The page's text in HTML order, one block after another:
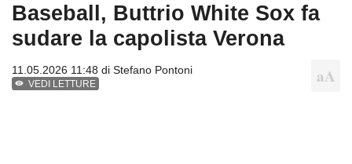
Baseball, Buttrio White Sox fa
sudare la capolista Verona
11.05.2026 11:48 di Stefano Pontoni
VEDI LETTURE